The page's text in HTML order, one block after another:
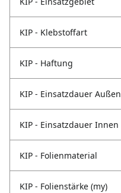
KIP - Klebstoffart
KIP - Haftung
KIP - Einsatzdauer Außen
KIP - Einsatzdauer Innen
KIP - Folienmaterial
KIP - Folienstärke (my)